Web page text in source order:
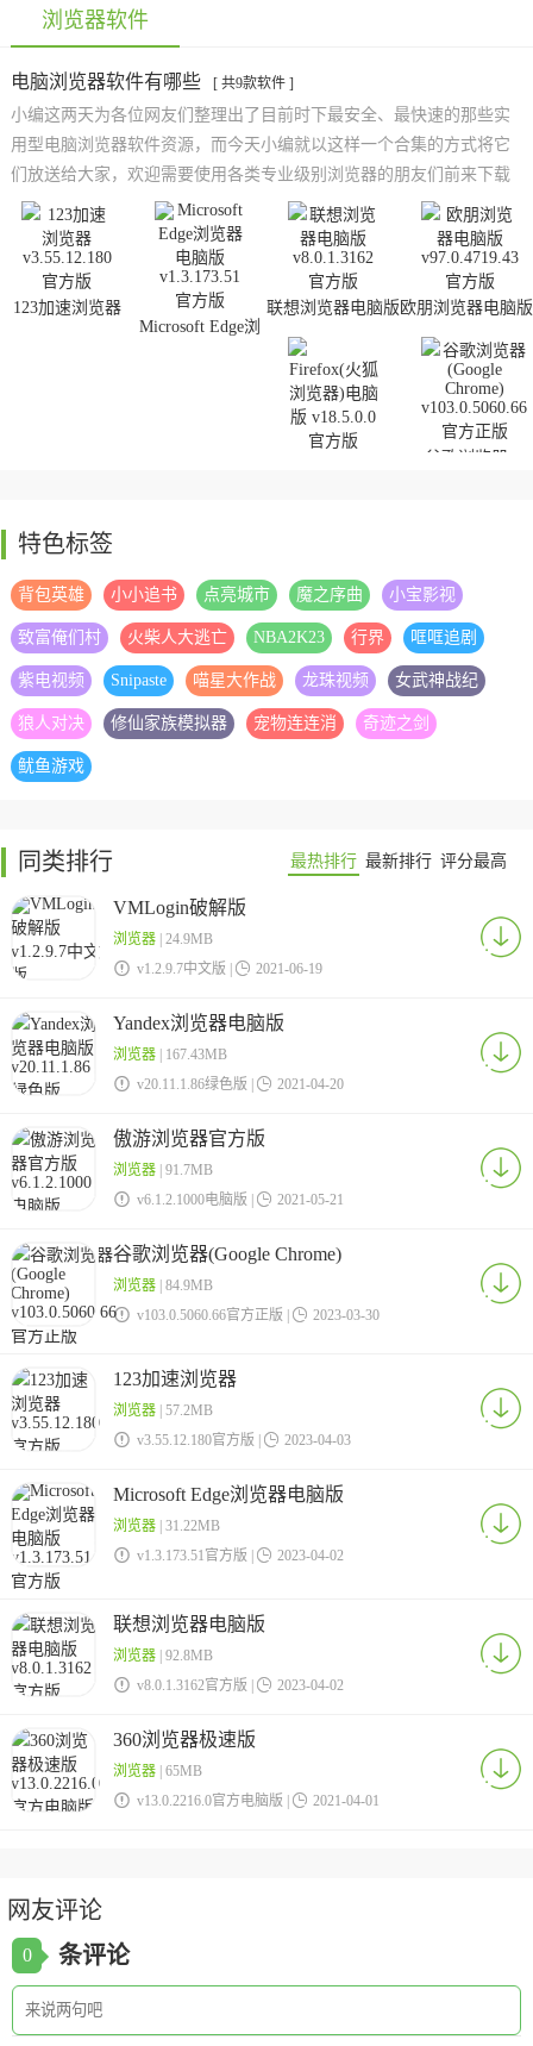
浏览器软件
电脑浏览器软件有哪些 [ 共9款软件 ]
小编这两天为各位网友们整理出了目前时下最安全、最快速的那些实
用型电脑浏览器软件资源，而今天小编就以这样一个合集的方式将它
们放送给大家，欢迎需要使用各类专业级别浏览器的朋友们前来下载
试用！它们绝对能给予大家超畅快的浏览体验，并且本站还在持续为
大家收集新颖好用的浏览器下载资源，大家可一定得持续关注我们
哟！
123加速浏览器
Microsoft Edge浏
联想浏览器电脑版 欧朋浏览器电脑版
谷歌浏览器
chromium浏览器
360浏览器
Yandex浏览器电脑
特色标签
背包英雄 小小追书 点亮城市 魔之序曲 小宝影视
致富俺们村 火柴人大逃亡 NBA2K23 行界 哐哐追剧
紫电视频 Snipaste 喵星大作战 龙珠视频 女武神战纪
狼人对决 修仙家族模拟器 宠物连连消 奇迹之剑
鱿鱼游戏
同类排行 最热排行 最新排行 评分最高
VMLogin破解版
浏览器| 24.9MB
 v1.2.9.7中文版 |  2021-06-19
Yandex浏览器电脑版
浏览器| 167.43MB
 v20.11.1.86绿色版 |  2021-04-20
傲游浏览器官方版
浏览器| 91.7MB
 v6.1.2.1000电脑版 |  2021-05-21
谷歌浏览器(Google Chrome)
浏览器| 84.9MB
 v103.0.5060.66官方正版 |  2023-03-30
123加速浏览器
浏览器| 57.2MB
 v3.55.12.180官方版 |  2023-04-03
Microsoft Edge浏览器电脑版
浏览器| 31.22MB
 v1.3.173.51官方版 |  2023-04-02
联想浏览器电脑版
浏览器| 92.8MB
 v8.0.1.3162官方版 |  2023-04-02
360浏览器极速版
浏览器| 65MB
 v13.0.2216.0官方电脑版 |  2021-04-01
网友评论
0 条评论